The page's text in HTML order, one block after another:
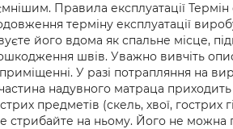
Правила експлуатації Термін
терміну експлуатації
його вдома як спальне місце,
швів. Уважно вивчіть
У разі потрапляння на
надувного матраца
предметів (скель, хвої,
стрибайте на ньому. Його не